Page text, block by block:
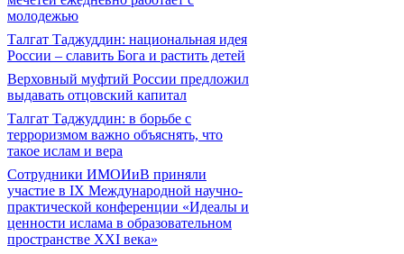
молодежью
Талгат Таджуддин: национальная идея
России – славить Бога и растить детей
Верховный муфтий России предложил
выдавать отцовский капитал
Талгат Таджуддин: в борьбе с
терроризмом важно объяснять, что
такое ислам и вера
Сотрудники ИМОИиВ приняли
участие в IX Международной научно-
практической конференции «Идеалы и
ценности ислама в образовательном
пространстве XXI века»